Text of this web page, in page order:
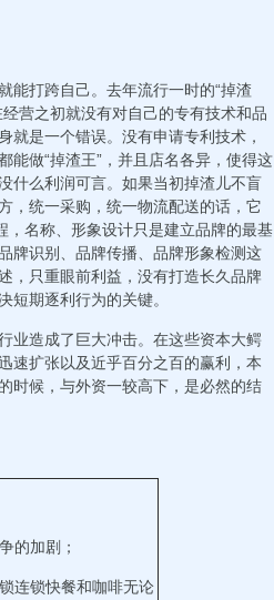
能打跨自己。去年流行一时的“掉渣
营之初就没有对自己的专有技术和品
就是一个错误。没有申请专利技术，
能做“掉渣王”，并且店名各异，使得这
什么利润可言。如果当初掉渣儿不盲
，统一采购，统一物流配送的话，它
，名称、形象设计只是建立品牌的最基
牌识别、品牌传播、品牌形象检测这
，只重眼前利益，没有打造长久品牌
短期逐利行为的关键。
业造成了巨大冲击。在这些资本大鳄
速扩张以及近乎百分之百的赢利，本
时候，与外资一较高下，是必然的结
的加剧；
连锁快餐和咖啡无论